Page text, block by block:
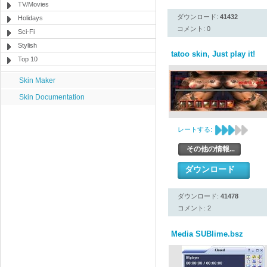
TV/Movies
Holidays
Sci-Fi
Stylish
Top 10
Skin Maker
Skin Documentation
ダウンロード: 41432
コメント: 0
tatoo skin, Just play it!
レートする:
その他の情報...
ダウンロード
ダウンロード: 41478
コメント: 2
Media SUBlime.bsz